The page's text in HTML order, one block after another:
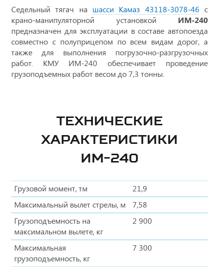
Седельный тягач на шасси Камаз 43118-3078-46 с
крано-манипуляторной установкой ИМ-240
предназначен для эксплуатации в составе автопоезда
совместно с полуприцепом по всем видам дорог, а
также для выполнения погрузочно-разгрузочных
работ. КМУ ИМ-240 обеспечивает проведение
грузоподъемных работ весом до 7,3 тонны.
ТЕХНИЧЕСКИЕ
ХАРАКТЕРИСТИКИ
ИМ-240
Грузовой момент, тм
21,9
Максимальный вылет стрелы, м
7,58
Грузоподъемность на
максимальном вылете, кг
2 900
Максимальная
грузоподъемность, кг
7 300